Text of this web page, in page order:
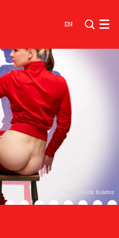
EN
© Diederik Bulstra